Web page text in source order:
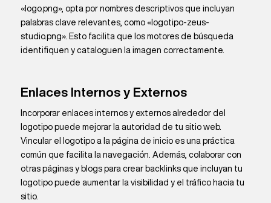
«logo.png», opta por nombres descriptivos que incluyan
palabras clave relevantes, como «logotipo-zeus-
studio.png». Esto facilita que los motores de búsqueda
identifiquen y cataloguen la imagen correctamente.
Enlaces Internos y Externos
Incorporar enlaces internos y externos alrededor del
logotipo puede mejorar la autoridad de tu sitio web.
Vincular el logotipo a la página de inicio es una práctica
común que facilita la navegación. Además, colaborar con
otras páginas y blogs para crear backlinks que incluyan tu
logotipo puede aumentar la visibilidad y el tráfico hacia tu
sitio.